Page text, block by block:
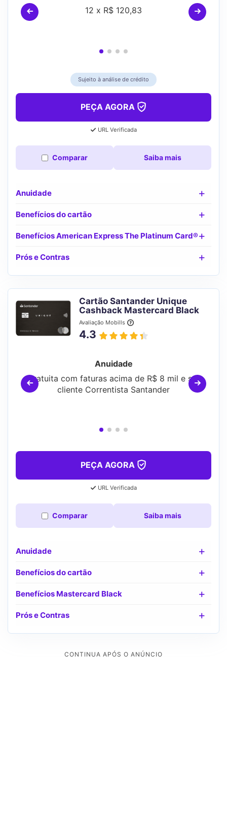
12 x R$ 120,83
Sujeito à análise de crédito
PEÇA AGORA
URL Verificada
Comparar Saiba mais
Anuidade
Benefícios do cartão
Benefícios American Express The Platinum Card®
Prós e Contras
Cartão Santander Unique
Cashback Mastercard Black
Avaliação Mobills
4.3
Anuidade
Gratuita com faturas acima de R$ 8 mil e ser
cliente Correntista Santander
PEÇA AGORA
URL Verificada
Comparar Saiba mais
Anuidade
Benefícios do cartão
Benefícios Mastercard Black
Prós e Contras